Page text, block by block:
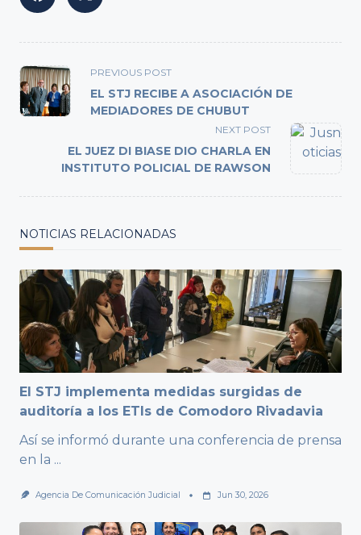
<span
class="nav-
subtitle
text">Page</span>
PREVIOUS POST
EL STJ RECIBE A ASOCIACIÓN DE
MEDIADORES DE CHUBUT
NEXT POST
EL JUEZ DI BIASE DIO CHARLA EN
INSTITUTO POLICIAL DE RAWSON
NOTICIAS RELACIONADAS
El STJ implementa medidas surgidas de
auditoría a los ETIs de Comodoro Rivadavia
Así se informó durante una conferencia de prensa
en la ...
Agencia De Comunicación Judicial Jun 30, 2026